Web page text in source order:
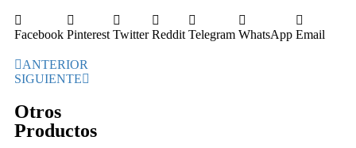
Facebook Pinterest Twitter Reddit Telegram WhatsApp Email
ANTERIOR
SIGUIENTE
Otros
Productos